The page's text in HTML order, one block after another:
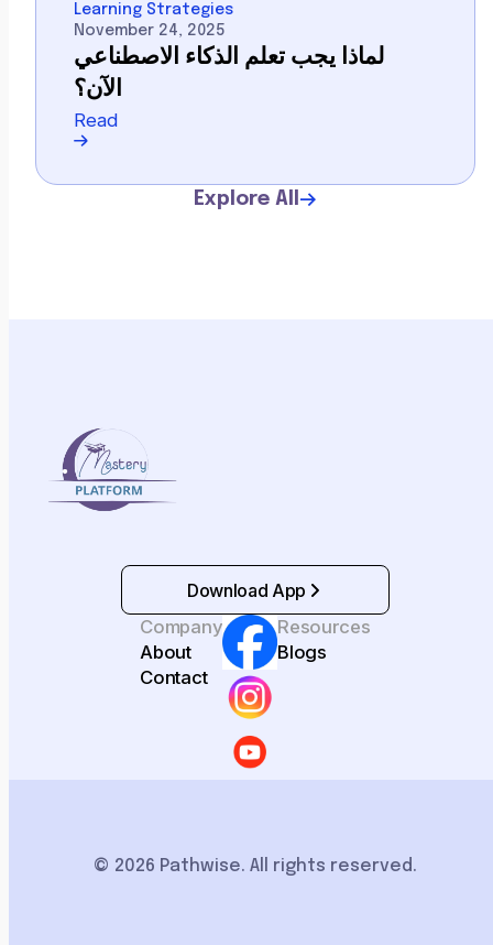
Learning Strategies
November 24, 2025
لماذا يجب تعلم الذكاء الاصطناعي
الآن؟
Read
Explore All
Download App
Company
About
Contact
Resources
Blogs
© 2026 Pathwise. All rights reserved.